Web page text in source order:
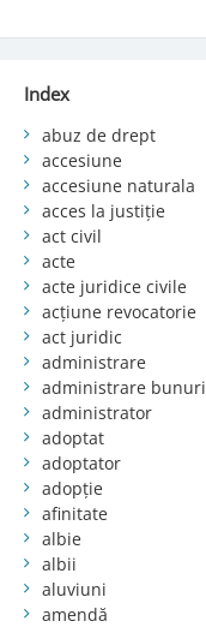
Index
abuz de drept
accesiune
accesiune naturala
acces la justiție
act civil
acte
acte juridice civile
acțiune revocatorie
act juridic
administrare
administrare bunuri
administrator
adoptat
adoptator
adopție
afinitate
albie
albii
aluviuni
amendă